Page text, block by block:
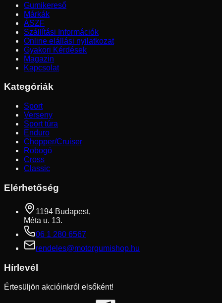
Gumikereső
Márkák
ÁSZF
Szállítási Információk
Online elállási nyilatkozat
Gyakori Kérdések
Magazin
Kapcsolat
Kategóriák
Sport
Verseny
Sport túra
Enduro
Chopper/Cruiser
Robogó
Cross
Classic
Elérhetőség
1194 Budapest,
Méta u. 13.
06 1 280 6567
rendeles@motorgumishop.hu
Hírlevél
Értesüljön akcióinkról elsőként!